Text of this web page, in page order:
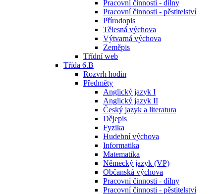
Pracovní činnosti - dílny
Pracovní činnosti - pěstitelství
Přírodopis
Tělesná výchova
Výtvarná výchova
Zeměpis
Třídní web
Třída 6.B
Rozvrh hodin
Předměty
Anglický jazyk I
Anglický jazyk II
Český jazyk a literatura
Dějepis
Fyzika
Hudební výchova
Informatika
Matematika
Německý jazyk (VP)
Občanská výchova
Pracovní činnosti - dílny
Pracovní činnosti - pěstitelství